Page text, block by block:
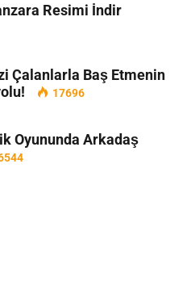
Resimi İndir
Çalanlarla Baş Etmenin
17696
Oyununda Arkadaş